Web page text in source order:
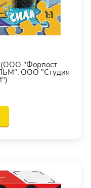
(ООО "Форпост
ООО "Студия